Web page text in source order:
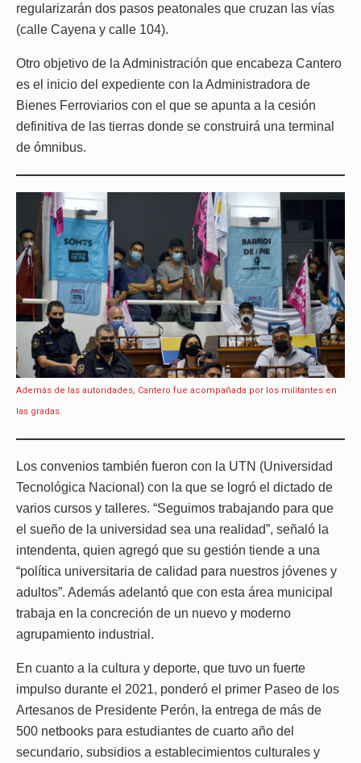
regularizarán dos pasos peatonales que cruzan las vías
(calle Cayena y calle 104).
Otro objetivo de la Administración que encabeza Cantero
es el inicio del expediente con la Administradora de
Bienes Ferroviarios con el que se apunta a la cesión
definitiva de las tierras donde se construirá una terminal
de ómnibus.
Además de las autoridades, Cantero fue acompañada por los militantes en
las gradas.
Los convenios también fueron con la UTN (Universidad
Tecnológica Nacional) con la que se logró el dictado de
varios cursos y talleres. “Seguimos trabajando para que
el sueño de la universidad sea una realidad”, señaló la
intendenta, quien agregó que su gestión tiende a una
“política universitaria de calidad para nuestros jóvenes y
adultos”. Además adelantó que con esta área municipal
trabaja en la concreción de un nuevo y moderno
agrupamiento industrial.
En cuanto a la cultura y deporte, que tuvo un fuerte
impulso durante el 2021, ponderó el primer Paseo de los
Artesanos de Presidente Perón, la entrega de más de
500 netbooks para estudiantes de cuarto año del
secundario, subsidios a establecimientos culturales y